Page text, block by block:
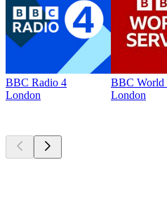
BBC Radio 4
London
BBC World
London